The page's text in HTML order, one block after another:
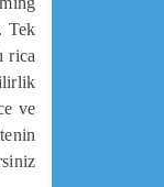
Tek
rica
ve